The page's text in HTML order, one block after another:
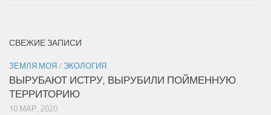
СВЕЖИЕ ЗАПИСИ
ЗЕМЛЯ МОЯ/ ЭКОЛОГИЯ
ВЫРУБАЮТ ИСТРУ, ВЫРУБИЛИ ПОЙМЕННУЮ
ТЕРРИТОРИЮ
10 МАР, 2020